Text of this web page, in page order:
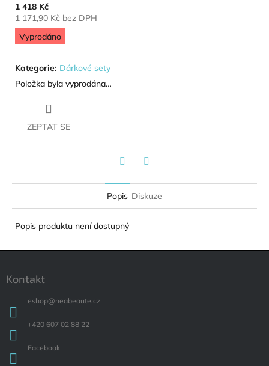
1 418 Kč
1 171,90 Kč bez DPH
Měrná cena:
Vyprodáno
Kategorie: Dárkové sety
Položka byla vyprodána…
ZEPTAT SE
Popis Diskuze
Popis produktu není dostupný
Kontakt
eshop@neabeaute.cz
+420 607 02 88 22
Facebook